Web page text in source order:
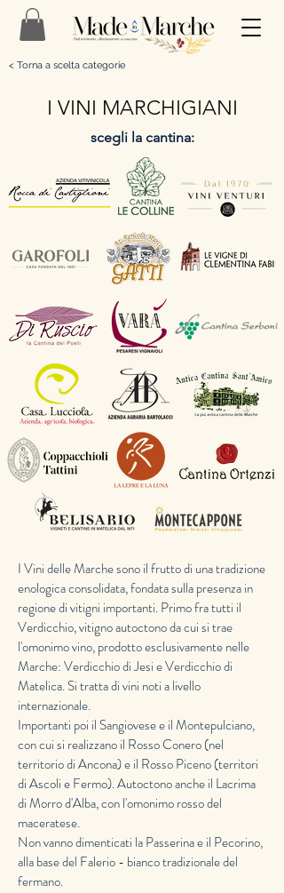
< Torna a scelta categorie
I VINI MARCHIGIANI
scegli la cantina:
I Vini delle Marche sono il frutto di una tradizione
enologica consolidata, fondata sulla presenza in
regione di vitigni importanti. Primo fra tutti il
Verdicchio, vitigno autoctono da cui si trae
l'omonimo vino, prodotto esclusivamente nelle
Marche: Verdicchio di Jesi e Verdicchio di
Matelica. Si tratta di vini noti a livello
internazionale.
Importanti poi il Sangiovese e il Montepulciano,
con cui si realizzano il Rosso Conero (nel
territorio di Ancona) e il Rosso Piceno (territori
di Ascoli e Fermo). Autoctono anche il Lacrima
di Morro d'Alba, con l'omonimo rosso del
maceratese.
Non vanno dimenticati la Passerina e il Pecorino,
alla base del Falerio - bianco tradizionale del
fermano.